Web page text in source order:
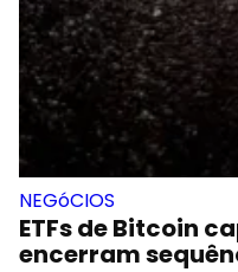
NEGóCIOS
ETFs de Bitcoin
encerram